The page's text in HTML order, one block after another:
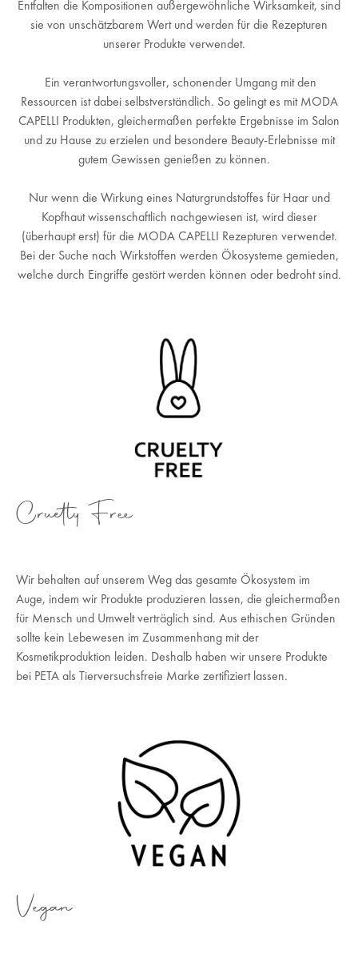
Entfalten die Kompositionen außergewöhnliche Wirksamkeit, sind
sie von unschätzbarem Wert und werden für die Rezepturen
unserer Produkte verwendet.
Ein verantwortungsvoller, schonender Umgang mit den
Ressourcen ist dabei selbstverständlich. So gelingt es mit MODA
CAPELLI Produkten, gleichermaßen perfekte Ergebnisse im Salon
und zu Hause zu erzielen und besondere Beauty-Erlebnisse mit
gutem Gewissen genießen zu können.
Nur wenn die Wirkung eines Naturgrundstoffes für Haar und
Kopfhaut wissenschaftlich nachgewiesen ist, wird dieser
(überhaupt erst) für die MODA CAPELLI Rezepturen verwendet.
Bei der Suche nach Wirkstoffen werden Ökosysteme gemieden,
welche durch Eingriffe gestört werden können oder bedroht sind.
Cruetly Free
Wir behalten auf unserem Weg das gesamte Ökosystem im
Auge, indem wir Produkte produzieren lassen, die gleichermaßen
für Mensch und Umwelt verträglich sind. Aus ethischen Gründen
sollte kein Lebewesen im Zusammenhang mit der
Kosmetikproduktion leiden. Deshalb haben wir unsere Produkte
bei PETA als Tierversuchsfreie Marke zertifiziert lassen.
Vegan